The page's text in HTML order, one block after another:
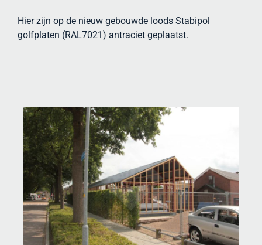
Hier zijn op de nieuw gebouwde loods Stabipol
golfplaten (RAL7021) antraciet geplaatst.